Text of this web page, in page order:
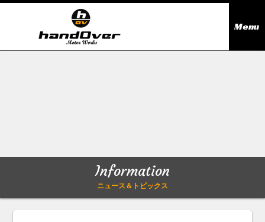
Menu
Company outline
会社概要
Information
ニュース＆トピックス